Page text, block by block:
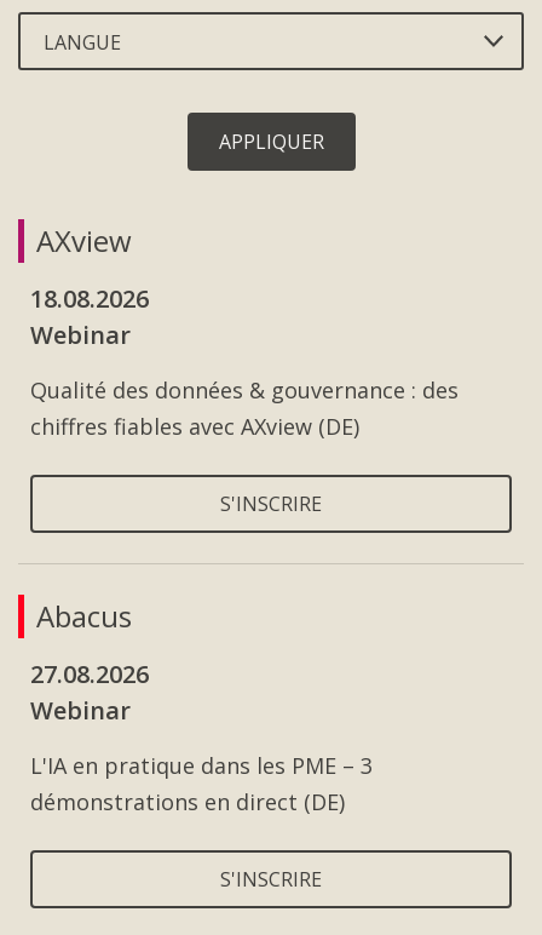
LANGUE
APPLIQUER
AXview
18.08.2026
Webinar
Qualité des données & gouvernance : des
chiffres fiables avec AXview (DE)
S'INSCRIRE
Abacus
27.08.2026
Webinar
L'IA en pratique dans les PME – 3
démonstrations en direct (DE)
S'INSCRIRE